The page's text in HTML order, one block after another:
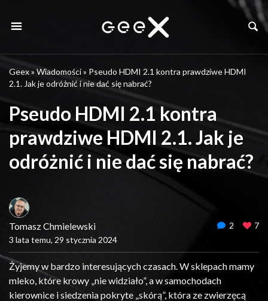
Geex» Wiadomości» Pseudo HDMI 2.1 kontra prawdziwe HDMI
2.1. Jak je odróżnić i nie dać się nabrać?
Pseudo HDMI 2.1 kontra
prawdziwe HDMI 2.1. Jak je
odróżnić i nie dać się nabrać?
Tomasz Chmielewski
3 lata temu, 29 stycznia 2024
2 7
Żyjemy w bardzo interesujących czasach. W sklepach mamy
mleko, które krowy „nie widziało”, a w samochodach
kierownice i siedzenia pokryte „skórą”, która ze zwierzęcą